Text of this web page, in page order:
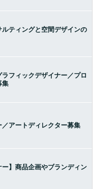
ティングと空間デザインの
フィックデザイナー／プロ
集
アートディレクター募集
ー】商品企画やブランディン